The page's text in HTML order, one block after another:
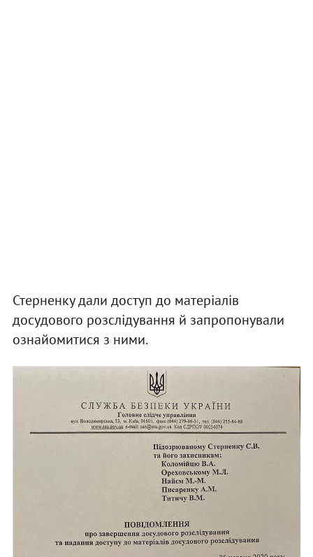
Стерненку дали доступ до матеріалів
досудового розслідування й запропонували
ознайомитися з ними.